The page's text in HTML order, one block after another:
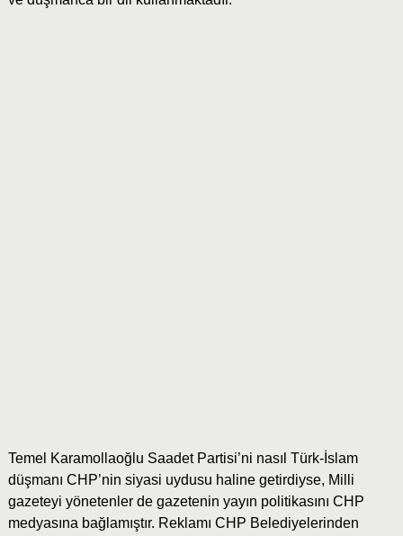
Temel Karamollaoğlu Saadet Partisi’ni nasıl Türk-İslam
düşmanı CHP’nin siyasi uydusu haline getirdiyse, Milli
gazeteyi yönetenler de gazetenin yayın politikasını CHP
medyasına bağlamıştır. Reklamı CHP Belediyelerinden